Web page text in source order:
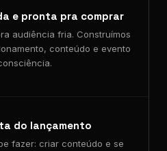
e pronta pra comprar
audiência fria. Construímos
conteúdo e evento
do lançamento
fazer: criar conteúdo e se